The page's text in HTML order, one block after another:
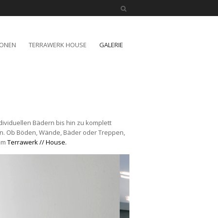
TERRAWERK HOUSE GALERIE
Bädern bis hin zu komplett
Ob Böden, Wände, Bäder oder Treppen,
Terrawerk // House.